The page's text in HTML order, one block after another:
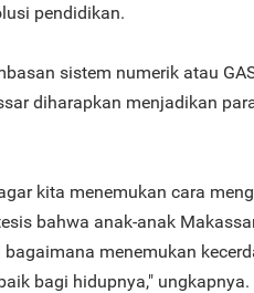
pendidikan.
sistem numerik atau
diharapkan menjadikan
kita menemukan cara
bahwa anak-anak
menemukan
bagi hidupnya," ungkapnya.